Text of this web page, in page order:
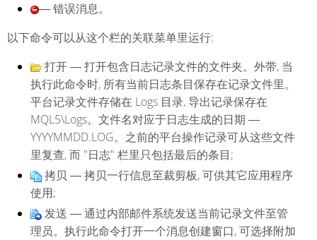
― 错误消息。
以下命令可以从这个栏的关联菜单里运行:
打开― 打开包含日志记录文件的文件夹。外带, 当
执行此命令时, 所有当前日志条目保存在记录文件里。
平台记录文件存储在 Logs 目录, 导出记录保存在
MQL5\Logs。文件名对应于日志生成的日期 ―
YYYYMMDD.LOG。之前的平台操作记录可从这些文件
里复查, 而 "日志" 栏里只包括最后的条目;
拷贝 ― 拷贝一行信息至裁剪板, 可供其它应用程序
使用;
发送 ― 通过内部邮件系统发送当前记录文件至管
理员。执行此命令打开一个消息创建窗口, 可选择附加